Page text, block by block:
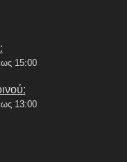
15:00
13:00